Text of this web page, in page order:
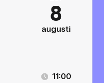
8
augusti
11:00